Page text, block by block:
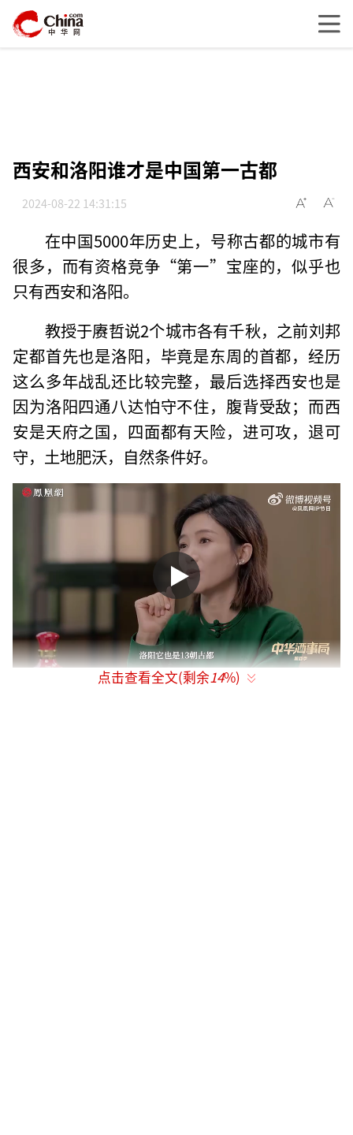
西安和洛阳谁才是中国第一古都
2024-08-22 14:31:15
在中国5000年历史上，号称古都的城市有
很多，而有资格竞争“第一”宝座的，似乎也
只有西安和洛阳。
教授于赓哲说2个城市各有千秋，之前刘邦
定都首先也是洛阳，毕竟是东周的首都，经历
这么多年战乱还比较完整，最后选择西安也是
因为洛阳四通八达怕守不住，腹背受敌；而西
安是天府之国，四面都有天险，进可攻，退可
守，土地肥沃，自然条件好。
点击查看全文(剩余14%)